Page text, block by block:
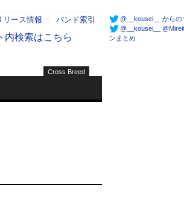
リース情報 バンド索引
内検索はこちら
Cross Breed
@__kousei__ からの
@__kousei__
ンまとめ